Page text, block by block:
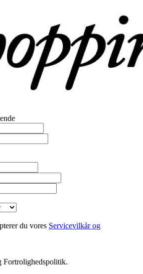
du vores Servicevilkår og